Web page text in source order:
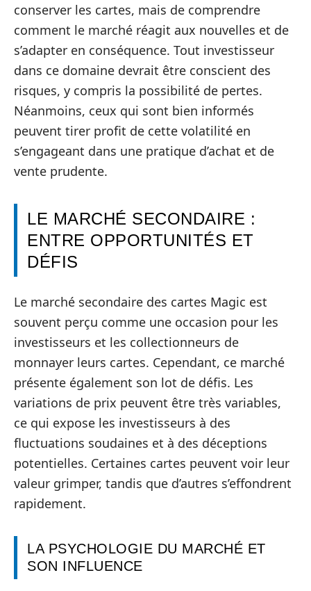
conserver les cartes, mais de comprendre
comment le marché réagit aux nouvelles et de
s’adapter en conséquence. Tout investisseur
dans ce domaine devrait être conscient des
risques, y compris la possibilité de pertes.
Néanmoins, ceux qui sont bien informés
peuvent tirer profit de cette volatilité en
s’engageant dans une pratique d’achat et de
vente prudente.
LE MARCHÉ SECONDAIRE :
ENTRE OPPORTUNITÉS ET
DÉFIS
Le marché secondaire des cartes Magic est
souvent perçu comme une occasion pour les
investisseurs et les collectionneurs de
monnayer leurs cartes. Cependant, ce marché
présente également son lot de défis. Les
variations de prix peuvent être très variables,
ce qui expose les investisseurs à des
fluctuations soudaines et à des déceptions
potentielles. Certaines cartes peuvent voir leur
valeur grimper, tandis que d’autres s’effondrent
rapidement.
LA PSYCHOLOGIE DU MARCHÉ ET
SON INFLUENCE